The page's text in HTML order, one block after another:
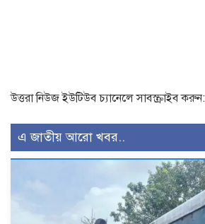
উত্তরা নিউজ ইউটিউব চ্যানেলে সাবস্ক্রাইব করুন:
এ জাতীয় আরো খবর..